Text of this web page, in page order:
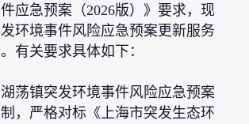
应急预案（2026版）》要求，现
环境事件风险应急预案更新服务
有关要求具体如下：
荡镇突发环境事件风险应急预案
，严格对标《上海市突发生态环